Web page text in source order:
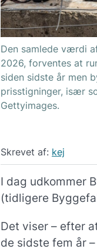
Den samlede værdi
2026, forventes at
siden sidste år men
prisstigninger, især
Gettyimages.
Skrevet af: kej
I dag udkommer
(tidligere
Det viser – efter
de sidste fem år